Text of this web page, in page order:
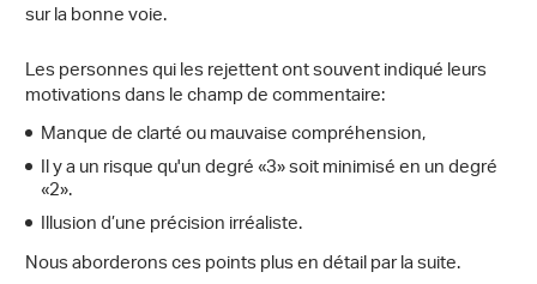
sur la bonne voie.
Les personnes qui les rejettent ont souvent indiqué leurs
motivations dans le champ de commentaire:
Manque de clarté ou mauvaise compréhension,
Il y a un risque qu'un degré «3» soit minimisé en un degré
«2».
Illusion d’une précision irréaliste.
Nous aborderons ces points plus en détail par la suite.